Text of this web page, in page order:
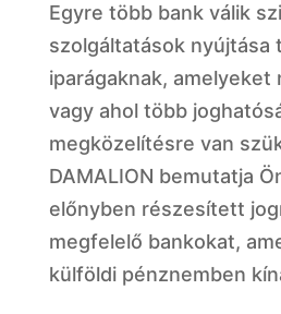
Egyre több bank válik
szolgáltatások nyújtása
iparágaknak,
vagy ahol több
megközelítésre van
DAMALION bemutatja
előnyben részesített
megfelelő bankokat,
külföldi pénznemben